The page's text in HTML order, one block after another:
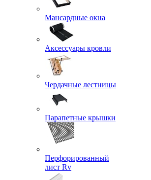
Мансардные окна
Аксессуары кровли
Чердачные лестницы
Парапетные крышки
Перфорированный
лист Rv